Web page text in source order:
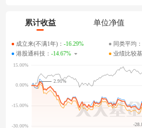
累计收益 单位净值
成立来(不满1年)： -16.29% 同类平均：
港股通科技： -14.67% 业绩比较基
-
2.91%